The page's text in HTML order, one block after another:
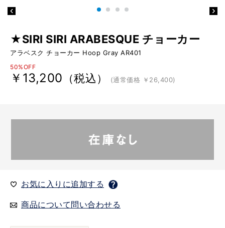
★SIRI SIRI ARABESQUE チョーカー
アラベスク チョーカー Hoop Gray AR401
50%OFF
￥13,200 （税込） (通常価格 ￥26,400)
お気に入りに追加する
商品について問い合わせる